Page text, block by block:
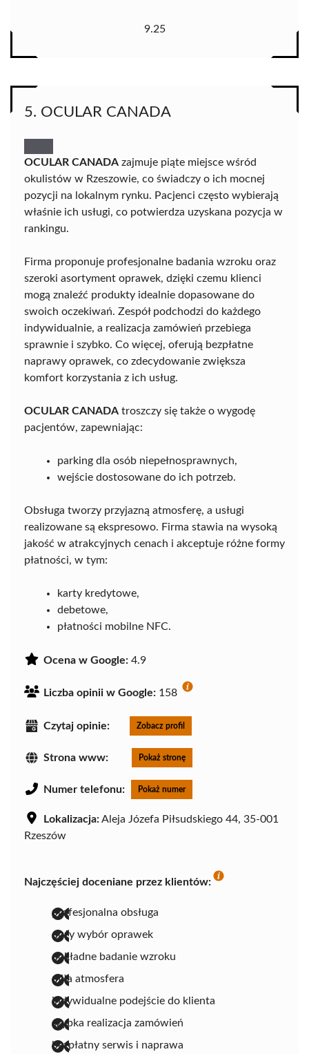
9.25
5. OCULAR CANADA
OCULAR CANADA zajmuje piąte miejsce wśród
okulistów w Rzeszowie, co świadczy o ich mocnej
pozycji na lokalnym rynku. Pacjenci często wybierają
właśnie ich usługi, co potwierdza uzyskana pozycja w
rankingu.
Firma proponuje profesjonalne badania wzroku oraz
szeroki asortyment oprawek, dzięki czemu klienci
mogą znaleźć produkty idealnie dopasowane do
swoich oczekiwań. Zespół podchodzi do każdego
indywidualnie, a realizacja zamówień przebiega
sprawnie i szybko. Co więcej, oferują bezpłatne
naprawy oprawek, co zdecydowanie zwiększa
komfort korzystania z ich usług.
OCULAR CANADA troszczy się także o wygodę
pacjentów, zapewniając:
parking dla osób niepełnosprawnych,
wejście dostosowane do ich potrzeb.
Obsługa tworzy przyjazną atmosferę, a usługi
realizowane są ekspresowo. Firma stawia na wysoką
jakość w atrakcyjnych cenach i akceptuje różne formy
płatności, w tym:
karty kredytowe,
debetowe,
płatności mobilne NFC.
Ocena w Google: 4.9
Liczba opinii w Google: 158
Czytaj opinie: Zobacz profil
Strona www: Pokaż stronę
Numer telefonu: Pokaż numer
Lokalizacja:Aleja Józefa Piłsudskiego 44, 35-001
Rzeszów
Najczęściej doceniane przez klientów:
profesjonalna obsługa
duży wybór oprawek
dokładne badanie wzroku
miła atmosfera
indywidualne podejście do klienta
szybka realizacja zamówień
bezpłatny serwis i naprawa